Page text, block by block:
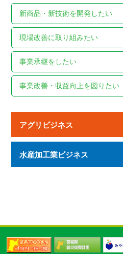
新商品・新技術を開発したい
現場改善に取り組みたい
事業承継をしたい
事業改善・収益向上を図りたい
アグリビジネス
水産加工業ビジネス